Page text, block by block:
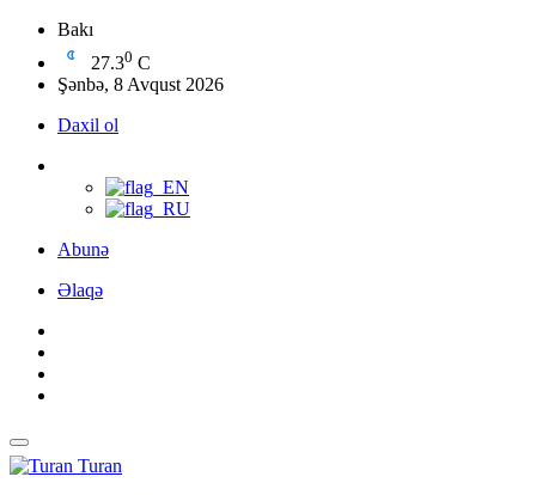
Bakı
27.30 C
Şənbə, 8 Avqust 2026
Daxil ol
Abunə
Əlaqə
Turan